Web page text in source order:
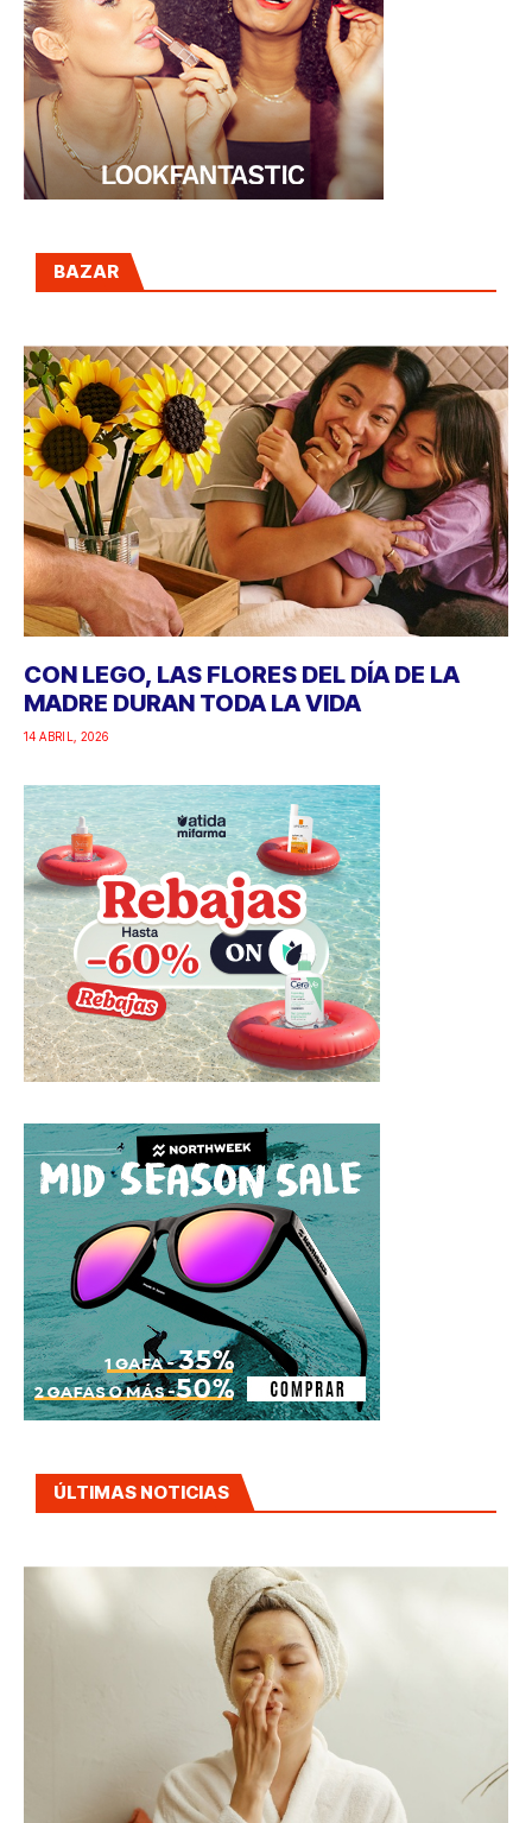
BAZAR
CON LEGO, LAS FLORES DEL DÍA DE LA
MADRE DURAN TODA LA VIDA
14 ABRIL, 2026
ÚLTIMAS NOTICIAS